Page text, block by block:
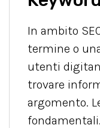
In ambito
termine o
utenti
trovare
argomento.